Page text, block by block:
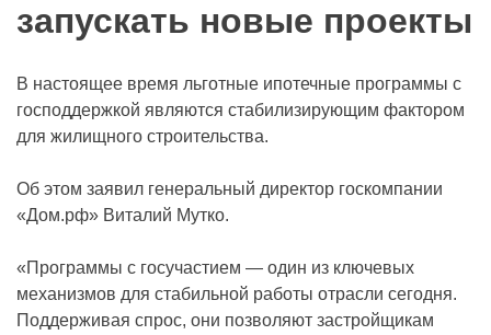
запускать новые проекты
В настоящее время льготные ипотечные программы с
господдержкой являются стабилизирующим фактором
для жилищного строительства.
Об этом заявил генеральный директор госкомпании
«Дом.рф» Виталий Мутко.
«Программы с госучастием — один из ключевых
механизмов для стабильной работы отрасли сегодня.
Поддерживая спрос, они позволяют застройщикам